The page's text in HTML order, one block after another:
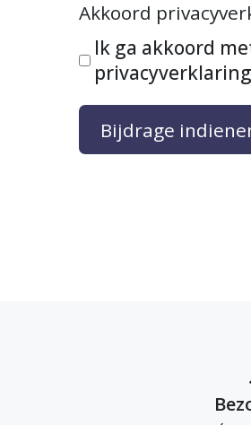
Akkoord
Ik ga akkoord
privacyverklaring